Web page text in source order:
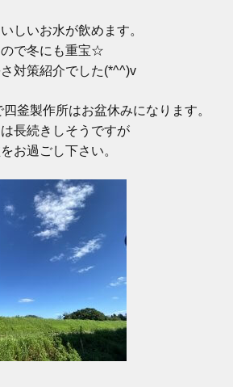
しいお水が飲めます。
ので冬にも重宝☆
対策紹介でした(*^^)v
釜製作所はお盆休みになります。
長続きしそうですが
お過ごし下さい。